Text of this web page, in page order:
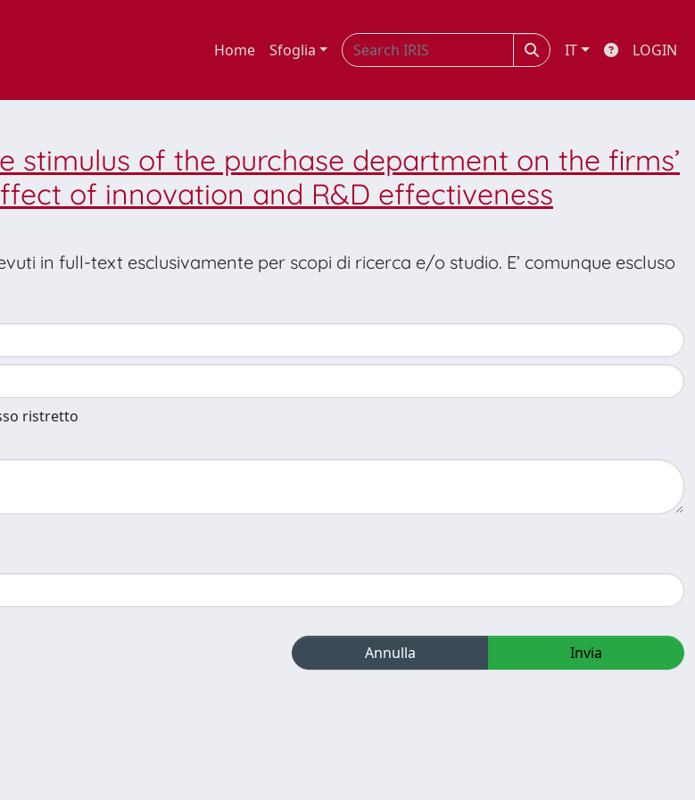
Home Sfoglia IT LOGIN
stimulus of the purchase department on the firms’
of innovation and R&D effectiveness
in full-text esclusivamente per scopi di ricerca e/o studio. E’ comunque escluso
ristretto
Annulla Invia